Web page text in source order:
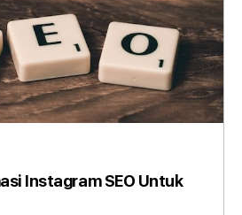
Instagram SEO Untuk